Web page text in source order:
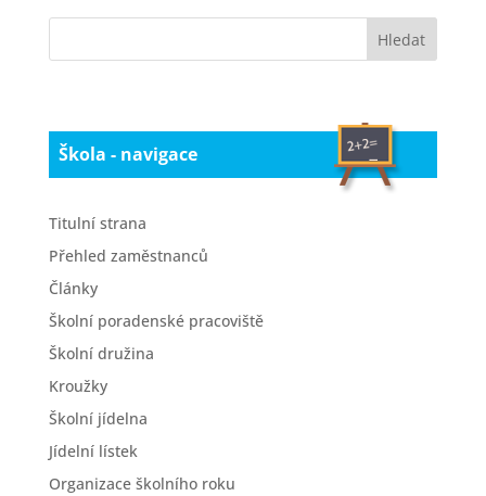
Škola - navigace
Titulní strana
Přehled zaměstnanců
Články
Školní poradenské pracoviště
Školní družina
Kroužky
Školní jídelna
Jídelní lístek
Organizace školního roku